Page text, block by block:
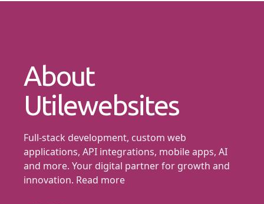
About
Utilewebsites
Full-stack development, custom web
applications, API integrations, mobile apps, AI
and more. Your digital partner for growth and
innovation. Read more